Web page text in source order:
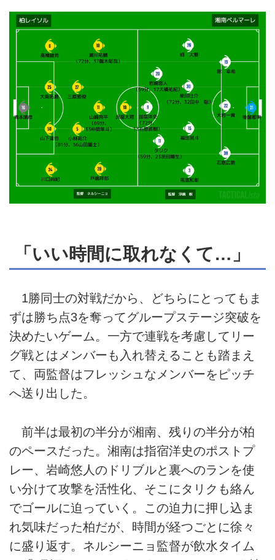
「いい時間に取れなくて…」
1勝同士の対戦だから、どちらにとってもま
ずは勝ち点3を奪ってグループステージ突破を
決めたいゲーム。一方で連戦を考慮してリー
グ戦とはメンバーも入れ替えることも踏まえ
て、両監督はフレッシュなメンバーをピッチ
へ送り出した。
前半は最初の半分が湘南、残りの半分が柏
のペースだった。湘南は指宿洋史のポストプ
レー、岩崎悠人のドリブルと裏へのランを使
い分けて攻撃を活性化、そこにタリクも絡ん
でゴールに迫っていく。この迫力に押し込ま
れ気味だった柏だが、時間が経つごとに徐々
に盛り返す。ネルシーニョ監督が飲水タイム